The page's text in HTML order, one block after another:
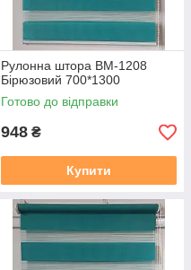
Рулонна штора ВМ-1208
Бірюзовий 700*1300
Готово до відправки
948 ₴
Купити